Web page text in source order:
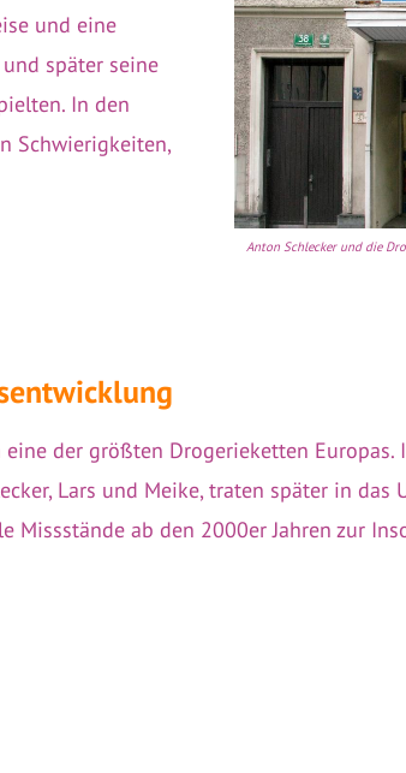
und eine
später seine
In den
Schwierigkeiten,
Anton Schlecker und die
der größten Drogerieketten
Lars und Meike, traten später in das
ab den 2000er Jahren zur